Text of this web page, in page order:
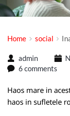
Home social
admin
6 comments
Haos mare in
haos in sufletele